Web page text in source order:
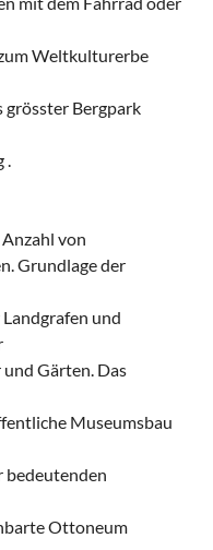
Weltkulturerbe
grösster Bergpark
.
von
Grundlage der
und
Gärten. Das
Museumsbau
bedeutenden
Ottoneum